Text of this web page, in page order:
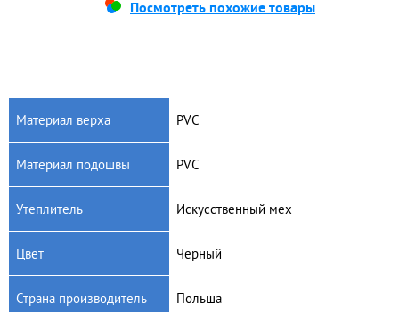
Посмотреть похожие товары
Материал верха PVC
Материал подошвы PVC
Утеплитель Искусственный мех
Цвет Черный
Страна производитель Польша